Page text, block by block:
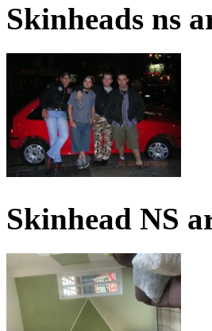
Skinheads ns
Skinhead NS